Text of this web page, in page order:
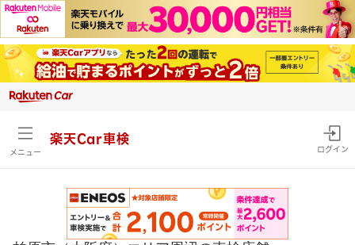
メニュー
楽天Car車検
ログイン